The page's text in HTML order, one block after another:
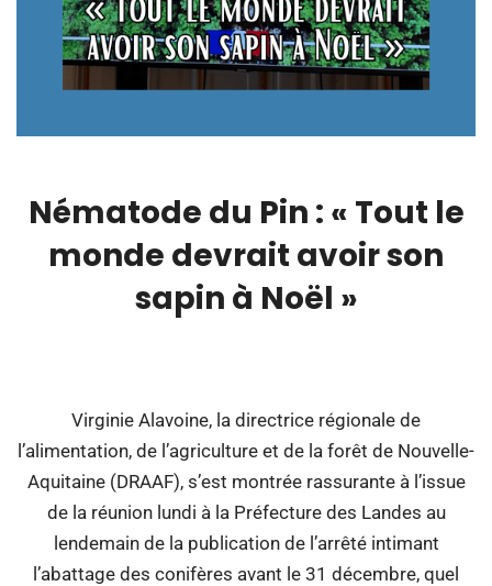
Nématode du Pin : « Tout le
monde devrait avoir son
sapin à Noël »
Virginie Alavoine, la directrice régionale de
l’alimentation, de l’agriculture et de la forêt de Nouvelle-
Aquitaine (DRAAF), s’est montrée rassurante à l’issue
de la réunion lundi à la Préfecture des Landes au
lendemain de la publication de l’arrêté intimant
l’abattage des conifères avant le 31 décembre, quel